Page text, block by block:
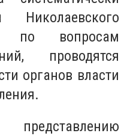
Николаевского
по вопросам
проводятся
органов власти